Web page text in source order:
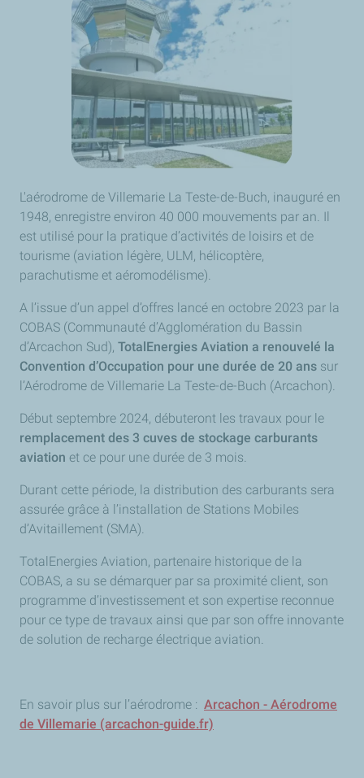
L'aérodrome de Villemarie La Teste-de-Buch, inauguré en
1948, enregistre environ 40 000 mouvements par an. Il
est utilisé pour la pratique d’activités de loisirs et de
tourisme (aviation légère, ULM, hélicoptère,
parachutisme et aéromodélisme).
A l’issue d’un appel d’offres lancé en octobre 2023 par la
COBAS (Communauté d’Agglomération du Bassin
d’Arcachon Sud), TotalEnergies Aviation a renouvelé la
Convention d’Occupation pour une durée de 20 ans sur
l’Aérodrome de Villemarie La Teste-de-Buch (Arcachon).
Début septembre 2024, débuteront les travaux pour le
remplacement des 3 cuves de stockage carburants
aviation et ce pour une durée de 3 mois.
Durant cette période, la distribution des carburants sera
assurée grâce à l’installation de Stations Mobiles
d’Avitaillement (SMA).
TotalEnergies Aviation, partenaire historique de la
COBAS, a su se démarquer par sa proximité client, son
programme d’investissement et son expertise reconnue
pour ce type de travaux ainsi que par son offre innovante
de solution de recharge électrique aviation.
En savoir plus sur l’aérodrome : Arcachon - Aérodrome
de Villemarie (arcachon-guide.fr)